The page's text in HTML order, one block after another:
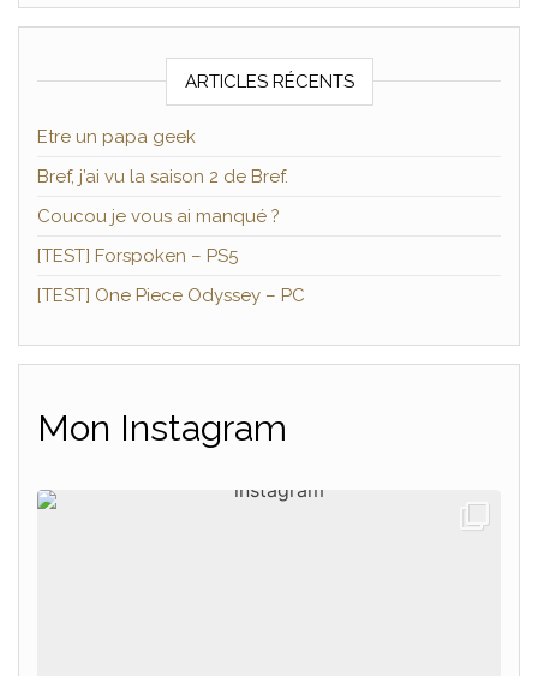
ARTICLES RÉCENTS
Etre un papa geek
Bref, j’ai vu la saison 2 de Bref.
Coucou je vous ai manqué ?
[TEST] Forspoken – PS5
[TEST] One Piece Odyssey – PC
Mon Instagram